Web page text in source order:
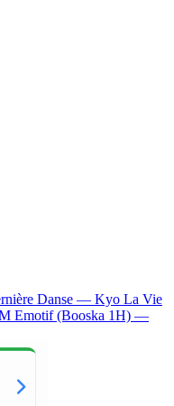
Danse — Kyo La Vie
Emotif (Booska 1H) —